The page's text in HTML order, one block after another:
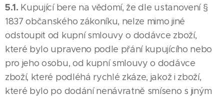
5.1. Kupující bere na vědomí, že dle ustanovení §
1837 občanského zákoníku, nelze mimo jiné
odstoupit od kupní smlouvy o dodávce zboží,
které bylo upraveno podle přání kupujícího nebo
pro jeho osobu, od kupní smlouvy o dodávce
zboží, které podléhá rychlé zkáze, jakož i zboží,
které bylo po dodání nenávratně smíseno s jiným